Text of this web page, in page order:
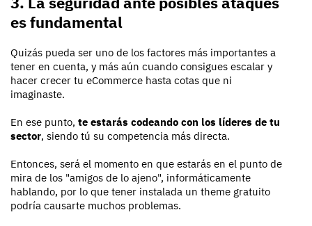
es fundamental
Quizás pueda ser uno de los factores más importantes a
tener en cuenta, y más aún cuando consigues escalar y
hacer crecer tu eCommerce hasta cotas que ni
imaginaste.
En ese punto, te estarás codeando con los líderes de tu
sector, siendo tú su competencia más directa.
Entonces, será el momento en que estarás en el punto de
mira de los "amigos de lo ajeno", informáticamente
hablando, por lo que tener instalada un theme gratuito
podría causarte muchos problemas.